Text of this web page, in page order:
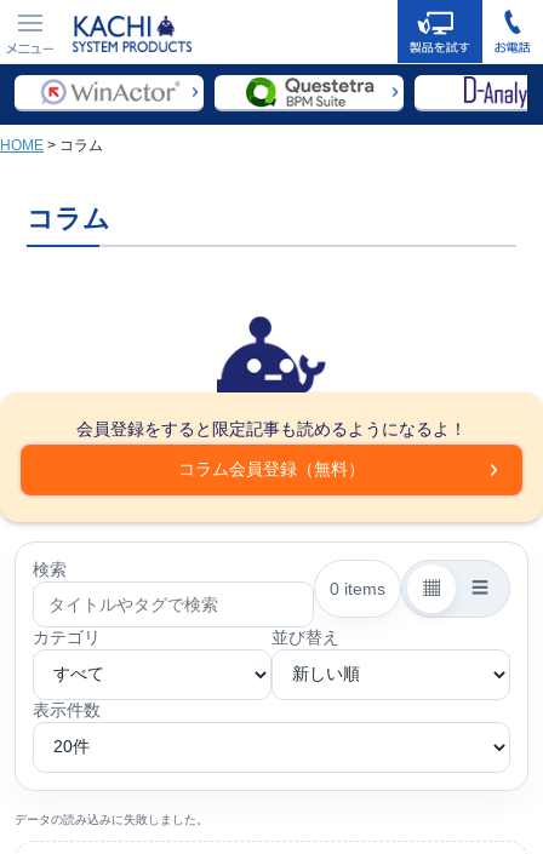
メニュ
ー
メールでの
お問い合わ
03-5422-
9618
HOME > コラム
コラム
会員登録をすると限定記事も読めるようになるよ！
コラム会員登録（無料）
検索
0 items
▦ ☰
カテゴリ 並び替え
表示件数
データの読み込みに失敗しました。